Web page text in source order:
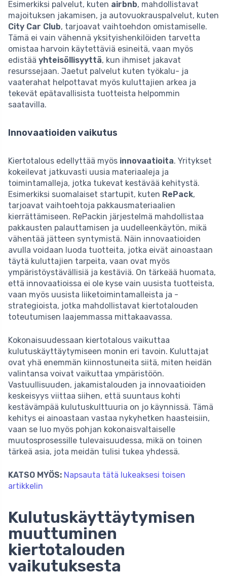
Esimerkiksi palvelut, kuten airbnb, mahdollistavat
majoituksen jakamisen, ja autovuokrauspalvelut, kuten
City Car Club, tarjoavat vaihtoehdon omistamiselle.
Tämä ei vain vähennä yksityishenkilöiden tarvetta
omistaa harvoin käytettäviä esineitä, vaan myös
edistää yhteisöllisyyttä, kun ihmiset jakavat
resurssejaan. Jaetut palvelut kuten työkalu- ja
vaaterahat helpottavat myös kuluttajien arkea ja
tekevät epätavallisista tuotteista helpommin
saatavilla.
Innovaatioiden vaikutus
Kiertotalous edellyttää myös innovaatioita. Yritykset
kokeilevat jatkuvasti uusia materiaaleja ja
toimintamalleja, jotka tukevat kestävää kehitystä.
Esimerkiksi suomalaiset startupit, kuten RePack,
tarjoavat vaihtoehtoja pakkausmateriaalien
kierrättämiseen. RePackin järjestelmä mahdollistaa
pakkausten palauttamisen ja uudelleenkäytön, mikä
vähentää jätteen syntymistä. Näin innovaatioiden
avulla voidaan luoda tuotteita, jotka eivät ainoastaan
täytä kuluttajien tarpeita, vaan ovat myös
ympäristöystävällisiä ja kestäviä. On tärkeää huomata,
että innovaatioissa ei ole kyse vain uusista tuotteista,
vaan myös uusista liiketoimintamalleista ja -
strategioista, jotka mahdollistavat kiertotalouden
toteutumisen laajemmassa mittakaavassa.
Kokonaisuudessaan kiertotalous vaikuttaa
kulutuskäyttäytymiseen monin eri tavoin. Kuluttajat
ovat yhä enemmän kiinnostuneita siitä, miten heidän
valintansa voivat vaikuttaa ympäristöön.
Vastuullisuuden, jakamistalouden ja innovaatioiden
keskeisyys viittaa siihen, että suuntaus kohti
kestävämpää kulutuskulttuuria on jo käynnissä. Tämä
kehitys ei ainoastaan vastaa nykyhetken haasteisiin,
vaan se luo myös pohjan kokonaisvaltaiselle
muutosprosessille tulevaisuudessa, mikä on toinen
tärkeä asia, jota meidän tulisi tukea yhdessä.
KATSO MYÖS: Napsauta tätä lukeaksesi toisen
artikkelin
Kulutuskäyttäytymisen
muuttuminen
kiertotalouden
vaikutuksesta